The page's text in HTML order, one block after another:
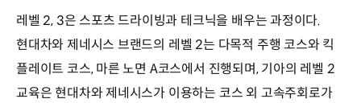
레벨 2, 3은 스포츠 드라이빙과 테크닉을 배우는 과정이다.
현대차와 제네시스 브랜드의 레벨 2는 다목적 주행 코스와 킥
플레이트 코스, 마른 노면 A코스에서 진행되며, 기아의 레벨 2
교육은 현대차와 제네시스가 이용하는 코스 외 고속주회로가